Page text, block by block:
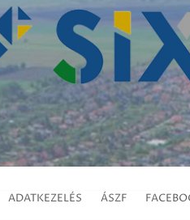
ADATKEZELÉS ÁSZF